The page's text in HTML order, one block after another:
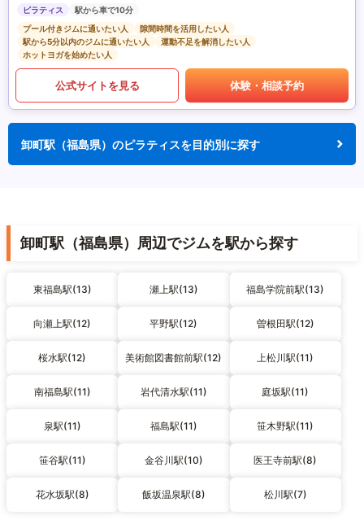
ピラティス
駅から車で10分
プール付きジムに通いたい人
隙間時間を活用したい人
駅から5分以内のジムに通いたい人
運動不足を解消したい人
ホットヨガを始めたい人
公式サイトを見る 体験・相談予約
卸町駅（福島県）のピラティスを目的別に探す
卸町駅（福島県）周辺でジムを駅から探す
東福島駅(13) 瀬上駅(13) 福島学院前駅(13)
向瀬上駅(12) 平野駅(12) 曽根田駅(12)
桜水駅(12) 美術館図書館前駅(12) 上松川駅(11)
南福島駅(11) 岩代清水駅(11) 庭坂駅(11)
泉駅(11) 福島駅(11) 笹木野駅(11)
笹谷駅(11) 金谷川駅(10) 医王寺前駅(8)
花水坂駅(8) 飯坂温泉駅(8) 松川駅(7)